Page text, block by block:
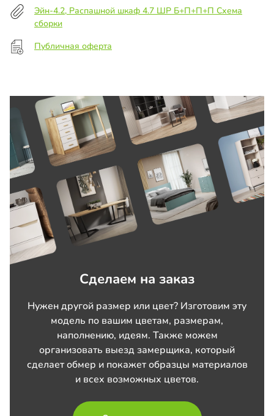
Эйн-4.2, Распашной шкаф 4.7 ШР Б+П+П+П Схема
сборки
Публичная оферта
Сделаем на заказ
Нужен другой размер или цвет? Изготовим эту
модель по вашим цветам, размерам,
наполнению, идеям. Также можем
организовать выезд замерщика, который
сделает обмер и покажет образцы материалов
и всех возможных цветов.